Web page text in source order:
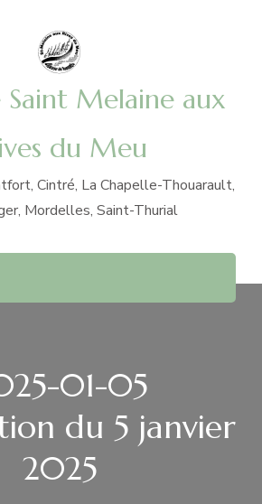
Saint Melaine aux
du Meu
Cintré, La Chapelle-Thouarault,
Mordelles, Saint-Thurial
01-05
du 5 janvier
2025